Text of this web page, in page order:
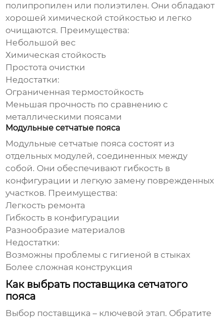
полипропилен или полиэтилен. Они обладают
хорошей химической стойкостью и легко
очищаются. Преимущества:
Небольшой вес
Химическая стойкость
Простота очистки
Недостатки:
Ограниченная термостойкость
Меньшая прочность по сравнению с
металлическими поясами
Модульные сетчатые пояса
Модульные сетчатые пояса состоят из
отдельных модулей, соединенных между
собой. Они обеспечивают гибкость в
конфигурации и легкую замену поврежденных
участков. Преимущества:
Легкость ремонта
Гибкость в конфигурации
Разнообразие материалов
Недостатки:
Возможны проблемы с гигиеной в стыках
Более сложная конструкция
Как выбрать поставщика сетчатого
пояса
Выбор поставщика – ключевой этап. Обратите